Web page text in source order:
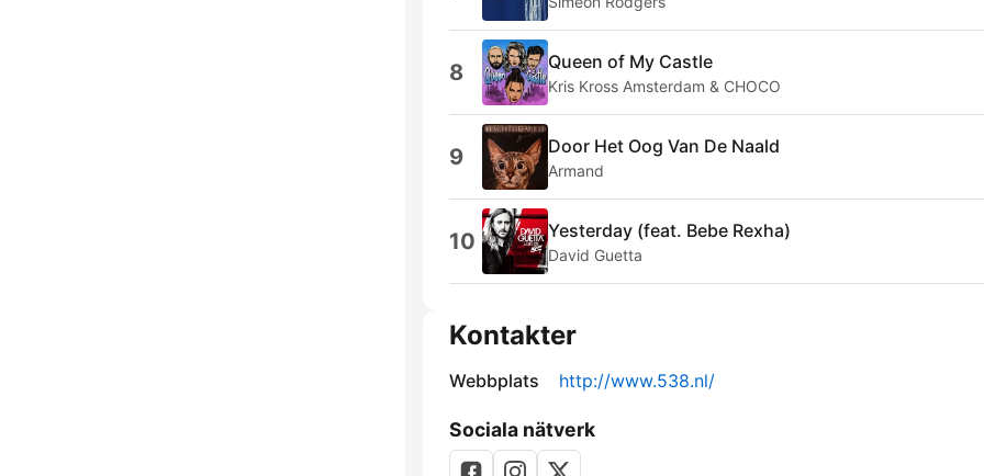
8 Queen of My Castle
Kris Kross Amsterdam & CHOCO
9 Door Het Oog Van De Naald
Armand
10 Yesterday (feat. Bebe Rexha)
David Guetta
Kontakter
Webbplats http://www.538.nl/
Sociala nätverk